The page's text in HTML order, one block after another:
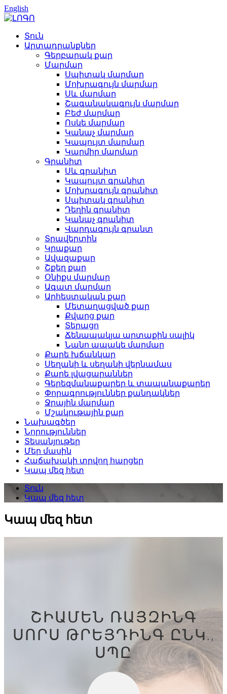
English
Տուն
Արտադրանքներ
Գերբարակ քար
Մարմար
Սպիտակ մարմար
Մոխրագույն մարմար
Սև մարմար
Շագանակագույն մարմար
Բեժ մարմար
Ոսկե մարմար
Կանաչ մարմար
Կապույտ մարմար
Կարմիր մարմար
Գրանիտ
Սև գրանիտ
Կապույտ գրանիտ
Մոխրագույն գրանիտ
Սպիտակ գրանիտ
Դեղին գրանիտ
Կանաչ գրանիտ
Վարդագույն գրանտ
Տրավերտին
Կրաքար
Ավազաքար
Շքեղ քար
Օնիքս մարմար
Ագատ մարմար
Արհեստական ​​քար
Մետաղացված քար
Քվարց քար
Տերացո
Ճենապակյա արտաքին սալիկ
Նանո ապակե մարմար
Քարե խճանկար
Սեղանի և սեղանի վերնամաս
Քարե լվացարաններ
Գերեզմանաքարեր և տապանաքարեր
Փորագրություններ քանդակներ
Ջրային մարմար
Մշակութային քար
Նախագծեր
Նորություններ
Տեսանյութեր
Մեր մասին
Հաճախակի տրվող հարցեր
Կապ մեզ հետ
Տուն
Կապ մեզ հետ
Կապ մեզ հետ
ՇԻԱՄԵՆ ՌԱՅԶԻՆԳ
ՍՈՐՍ ԹՐԵՅԴԻՆԳ ԸՆԿ.,
ՍՊԸ